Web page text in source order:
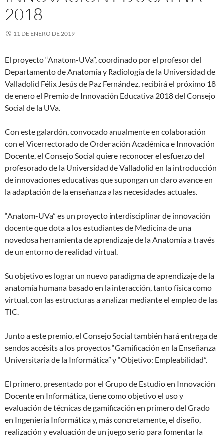
2018
11 DE ENERO DE 2019
El proyecto “Anatom-UVa”, coordinado por el profesor del
Departamento de Anatomía y Radiología de la Universidad de
Valladolid Félix Jesús de Paz Fernández, recibirá el próximo 18
de enero el Premio de Innovación Educativa 2018 del Consejo
Social de la UVa.
Con este galardón, convocado anualmente en colaboración
con el Vicerrectorado de Ordenación Académica e Innovación
Docente, el Consejo Social quiere reconocer el esfuerzo del
profesorado de la Universidad de Valladolid en la introducción
de innovaciones educativas que supongan un claro avance en
la adaptación de la enseñanza a las necesidades actuales.
“Anatom-UVa” es un proyecto interdisciplinar de innovación
docente que dota a los estudiantes de Medicina de una
novedosa herramienta de aprendizaje de la Anatomía a través
de un entorno de realidad virtual.
Su objetivo es lograr un nuevo paradigma de aprendizaje de la
anatomía humana basado en la interacción, tanto física como
virtual, con las estructuras a analizar mediante el empleo de las
TIC.
Junto a este premio, el Consejo Social también hará entrega de
sendos accésits a los proyectos “Gamificación en la Enseñanza
Universitaria de la Informática” y “Objetivo: Empleabilidad”.
El primero, presentado por el Grupo de Estudio en Innovación
Docente en Informática, tiene como objetivo el uso y
evaluación de técnicas de gamificación en primero del Grado
en Ingeniería Informática y, más concretamente, el diseño,
realización y evaluación de un juego serio para fomentar la